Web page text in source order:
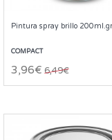
Pintura spray brillo
COMPACT
3,96€ 6,49€